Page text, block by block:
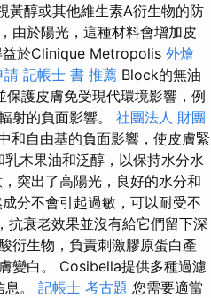
黃醇或其他維生素A衍生物的防
由於陽光，這種材料會增加皮
益於Clinique Metropolis 外燴
請 記帳士 書 推薦 Block的無油
護皮膚免受現代環境影響，例
射的負面影響。 社團法人 財團
和自由基的負面影響，使皮膚緊
木果油和泛醇，以保持水分水
突出了高陽光，良好的水分和
分不會引起過敏，可以耐受不
抗衰老效果並沒有給它們留下深
衍生物，負責刺激膠原蛋白產
變白。 Cosibella提供多種過濾
。 記帳士 考古題 您需要適當